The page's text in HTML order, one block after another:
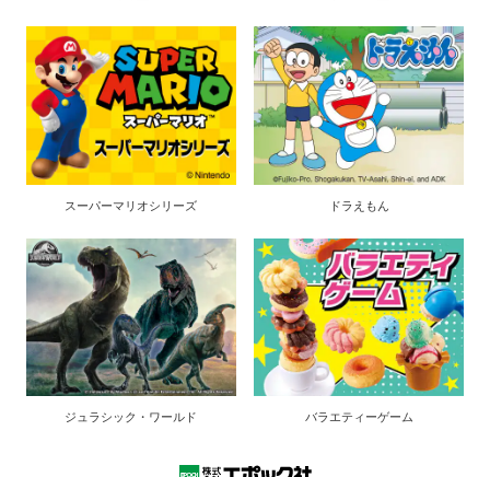
スーパーマリオシリーズ ドラえもん
ジュラシック・ワールド バラエティーゲーム